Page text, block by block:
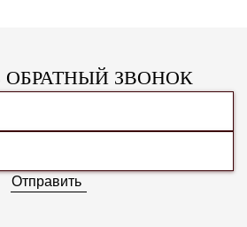
ОБРАТНЫЙ ЗВОНОК
Отправить